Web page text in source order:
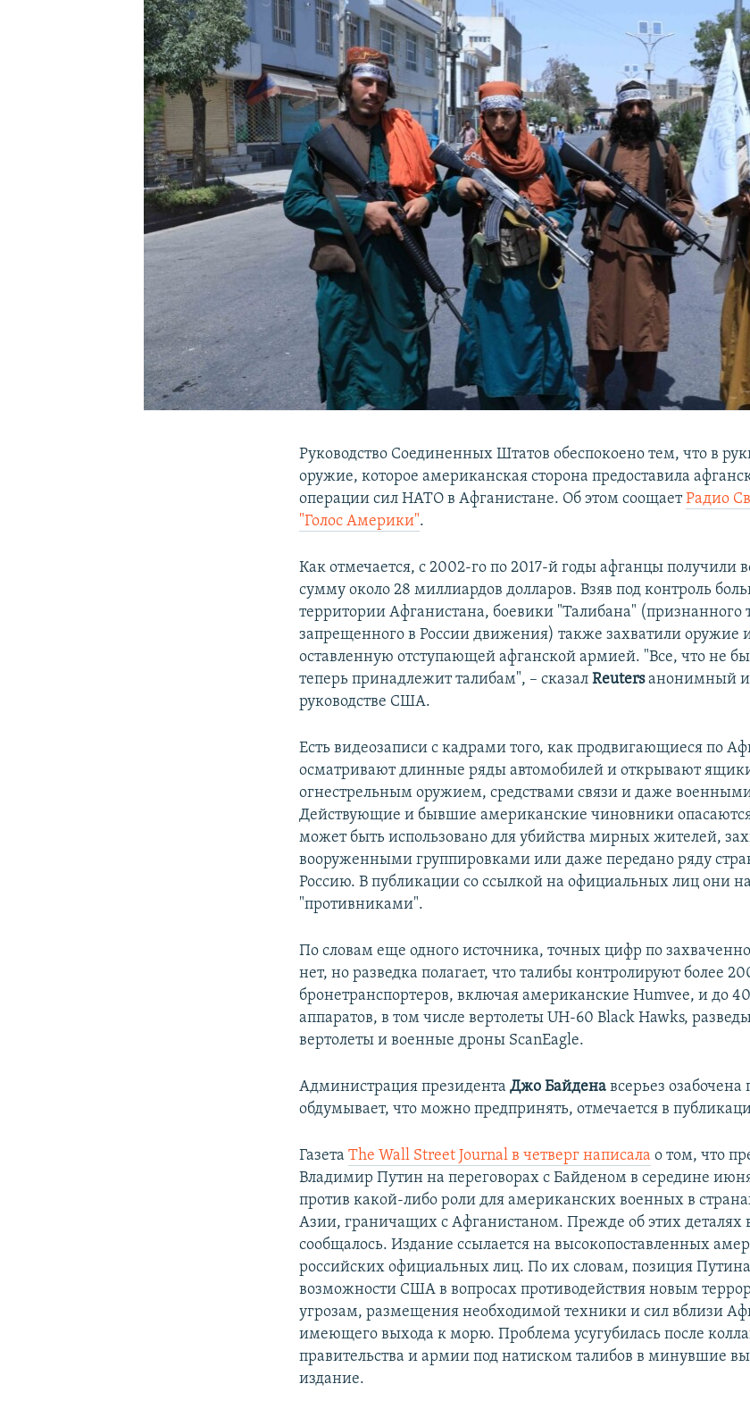
КРЫМ.НЕПОКОРЕННЫЙ
УКРАИНСКАЯ ПРОБЛЕМА КРЫМА
Руководство Соединенных Штатов обеспокоено тем, что в
оружие, которое американская сторона предоставила
операции сил НАТО в Афганистане. Об этом соощаетРадио
"Голос Америки".
Как отмечается, с 2002-го по 2017-й годы афганцы получили
сумму около 28 миллиардов долларов. Взяв под контроль
территории Афганистана, боевики "Талибана" (признанного
запрещенного в России движения) также захватили оружие
оставленную отступающей афганской армией. "Все, что не
теперь принадлежит талибам", – сказалReutersанонимный
руководстве США.
Есть видеозаписи с кадрами того, как продвигающиеся по
осматривают длинные ряды автомобилей и открывают
огнестрельным оружием, средствами связи и даже
Действующие и бывшие американские чиновники
может быть использовано для убийства мирных жителей,
вооруженными группировками или даже передано ряду
Россию. В публикации со ссылкой на официальных лиц они
"противниками".
По словам еще одного источника, точных цифр по
нет, но разведка полагает, что талибы контролируют более
бронетранспортеров, включая американские Humvee, и до
аппаратов, в том числе вертолеты UH-60 Black Hawks,
вертолеты и военные дроны ScanEagle.
Администрация президентаДжо Байдена всерьез
обдумывает, что можно предпринять, отмечается в
ГазетаThe Wall Street Journal в четверг написала о том, что
Владимир Путин на переговорах с Байденом в середине
против какой-либо роли для американских военных в
Азии, граничащих с Афганистаном. Прежде об этих деталях
сообщалось. Издание ссылается на высокопоставленных
российских официальных лиц. По их словам, позиция
возможности США в вопросах противодействия новым
угрозам, размещения необходимой техники и сил вблизи
имеющего выхода к морю. Проблема усугубилась после
правительства и армии под натиском талибов в минувшие
издание.